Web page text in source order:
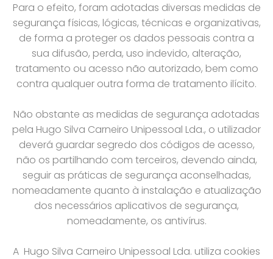
Para o efeito, foram adotadas diversas medidas de
segurança físicas, lógicas, técnicas e organizativas,
de forma a proteger os dados pessoais contra a
sua difusão, perda, uso indevido, alteração,
tratamento ou acesso não autorizado, bem como
contra qualquer outra forma de tratamento ilícito.
Não obstante as medidas de segurança adotadas
pela Hugo Silva Carneiro Unipessoal Lda., o utilizador
deverá guardar segredo dos códigos de acesso,
não os partilhando com terceiros, devendo ainda,
seguir as práticas de segurança aconselhadas,
nomeadamente quanto à instalação e atualização
dos necessários aplicativos de segurança,
nomeadamente, os antivírus.
A Hugo Silva Carneiro Unipessoal Lda. utiliza cookies